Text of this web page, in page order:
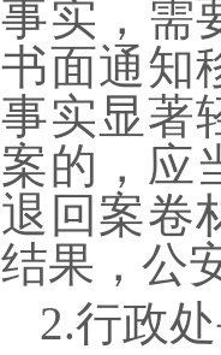
事实，需
书面通知
事实显著
案的，应
退回案卷
结果，公
2.行政